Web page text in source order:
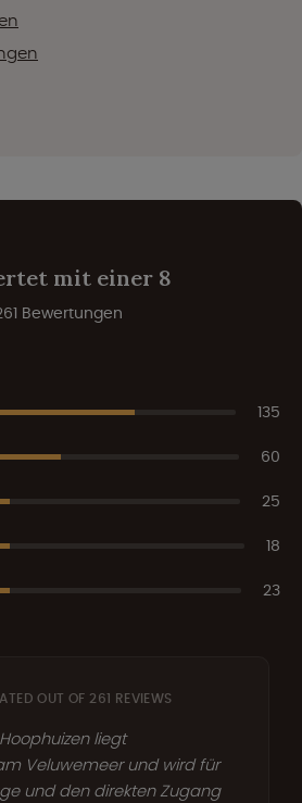
mit einer 8
Bewertungen
135
60
25
18
23
OUT OF 261 REVIEWS
liegt
Veluwemeer und wird für
und den direkten Zugang